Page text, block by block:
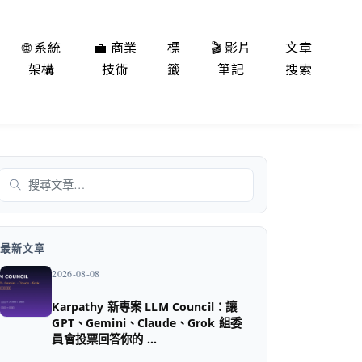
🌐 系統
架構
💼 商業
技術
標
籤
🎬 影片
筆記
文章
搜索
尋
最新文章
2026-08-08
Karpathy 新專案 LLM Council：讓
GPT、Gemini、Claude、Grok 組委
員會投票回答你的 …